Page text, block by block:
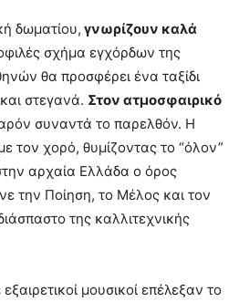
δωματίου, γνωρίζουν καλά
σχήμα εγχόρδων της
θα προσφέρει ένα ταξίδι
στεγανά. Στον ατμοσφαιρικό
συναντά το παρελθόν. Η
τον χορό, θυμίζοντας το “όλον”
αρχαία Ελλάδα ο όρος
την Ποίηση, το Μέλος και τον
της καλλιτεχνικής
μουσικοί επέλεξαν το